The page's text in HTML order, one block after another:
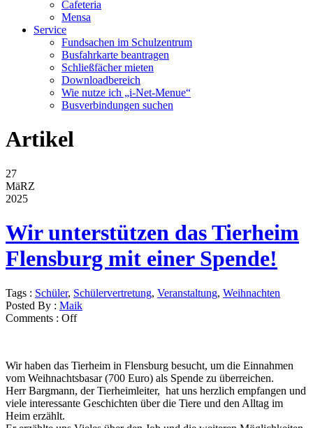
Cafeteria
Mensa
Service
Fundsachen im Schulzentrum
Busfahrkarte beantragen
Schließfächer mieten
Downloadbereich
Wie nutze ich „i-Net-Menue“
Busverbindungen suchen
Artikel
27
MäRZ
2025
Wir unterstützen das Tierheim
Flensburg mit einer Spende!
Tags : Schüler, Schülervertretung, Veranstaltung, Weihnachten
Posted By : Maik
Comments : Off
Wir haben das Tierheim in Flensburg besucht, um die Einnahmen
vom Weihnachtsbasar (700 Euro) als Spende zu überreichen.
Herr Bargmann, der Tierheimleiter, hat uns herzlich empfangen und
viele interessante Geschichten über die Tiere und den Alltag im
Heim erzählt.